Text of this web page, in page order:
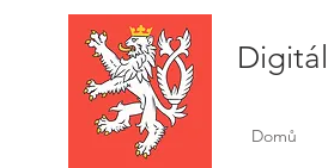
Domů